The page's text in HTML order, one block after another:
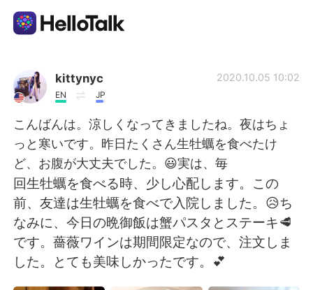
AI Grammar Checker
Русский
English 简体中文
繁體中文 Español
kittynyc
EN JP
2020.10.05 10:02
こんばんは。涼しくなってきましたね。夜はちょ
っと寒いです。昨日たくさん生牡蠣を食べたけ
ど、お腹が大丈夫でした。😃実は、毎
回生牡蠣を食べる時、少し心配します。この
前、友達は生牡蠣を食べで入院しました。😥ち
なみに、今日の晩御飯は蟹パスタとステーキ🥩
です。薔薇ワインは期間限定なので、注文しま
した。とても美味しかったです。💕